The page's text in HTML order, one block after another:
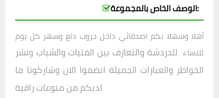
الوصف الخاص بالمجموعة:
أهلا وسهلا بكم اصدقائي داخل جروب دلع وسهر كل يوم
للنساء للدردشة والتعارف بين الفتيات والشباب ونشر
الخواطر والعبارات الجميلة انضموا الان وشاركونا ما